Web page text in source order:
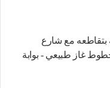
بتقاطعه مع شارع
٣ أيام لتوصيل خطوط غاز طبيعي - بوابة